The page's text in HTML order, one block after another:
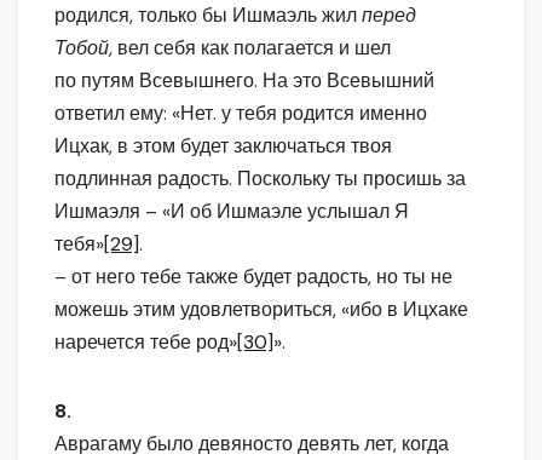
родился, только бы Ишмаэль жилперед
Тобой, вел себя как полагается и шел
по путям Всевышнего. На это Всевышний
ответил ему: «Нет. у тебя родится именно
Ицхак, в этом будет заключаться твоя
подлинная радость. Поскольку ты просишь за
Ишмаэля – «И об Ишмаэле услышал Я
тебя»[29].
– от него тебе также будет радость, но ты не
можешь этим удовлетвориться, «ибо в Ицхаке
наречется тебе род»[30]».
8.
Аврагаму было девяносто девять лет, когда